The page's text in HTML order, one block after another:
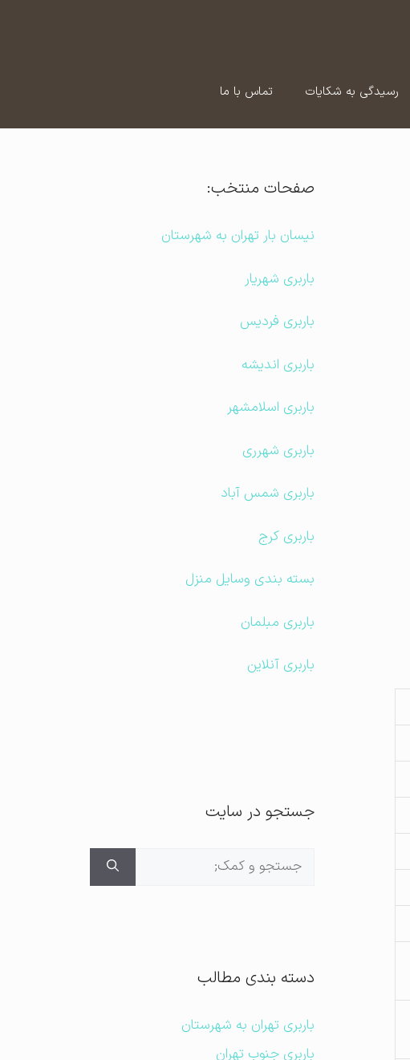
رسیدگی به شکایات تماس با ما
صفحات منتخب:
نیسان بار تهران به شهرستان
باربری شهریار
باربری فردیس
باربری اندیشه
باربری اسلامشهر
باربری شهرری
باربری شمس آباد
باربری کرج
بسته بندی وسایل منزل
باربری مبلمان
باربری آنلاین
جستجو در سایت
جستجوی
دسته بندی مطالب
باربری تهران به شهرستان
باربری جنوب تهران